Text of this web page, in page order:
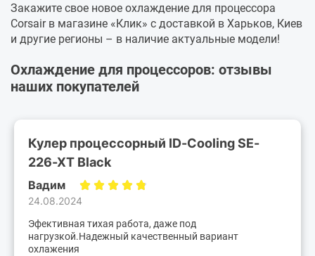
Закажите свое новое охлаждение для процессора
Corsair в магазине «Клик» с доставкой в Харьков, Киев
и другие регионы – в наличие актуальные модели!
Охлаждение для процессоров: отзывы
наших покупателей
Кулер процессорный ID-Cooling SE-
226-XT Black
Вадим
24.08.2024
Эфективная тихая работа, даже под
нагрузкой.Надежный качественный вариант
охлажения